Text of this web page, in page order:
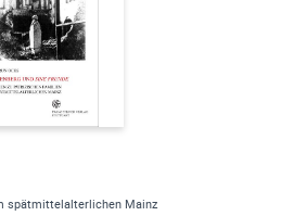
spätmittelalterlichen Mainz